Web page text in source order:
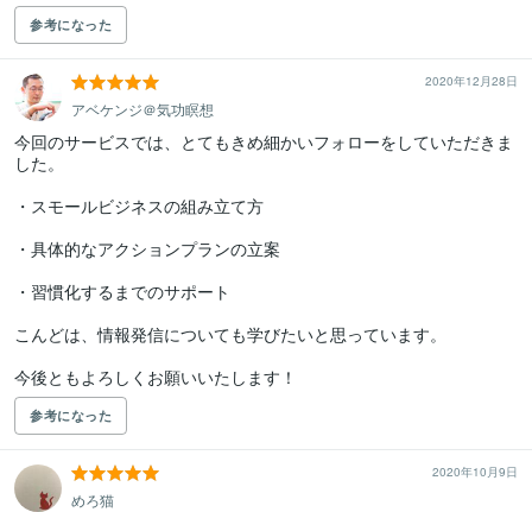
参考になった
2020年12月28日
アベケンジ＠気功瞑想
今回のサービスでは、とてもきめ細かいフォローをしていただきま
した。
・スモールビジネスの組み立て方
・具体的なアクションプランの立案
・習慣化するまでのサポート
こんどは、情報発信についても学びたいと思っています。
参考になった
2020年10月9日
めろ猫